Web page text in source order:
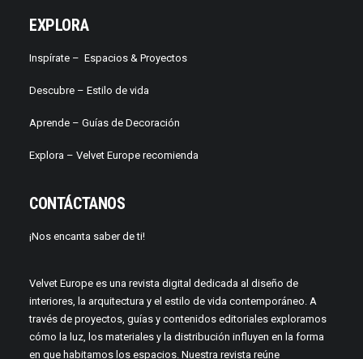
EXPLORA
Inspírate – Espacios & Proyectos
Descubre – Estilo de vida
Aprende – Guías de Decoración
Explora – Velvet Europe recomienda
CONTÁCTANOS
¡Nos encanta saber de ti!
Velvet Europe es una revista digital dedicada al diseño de
interiores, la arquitectura y el estilo de vida contemporáneo. A
través de proyectos, guías y contenidos editoriales exploramos
cómo la luz, los materiales y la distribución influyen en la forma
en que habitamos los espacios. Nuestra revista reúne